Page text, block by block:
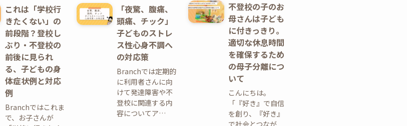
これは「学校行
きたくない」の
前段階？登校し
ぶり・不登校の
前後に見られ
る、子どもの身
体症状例と対応
例
Branchではこれま
で、お子さんが
「夜驚、腹痛、
頭痛、チック」
子どものストレ
ス性心身不調へ
の対応策
Branchでは定期的
に利用者さんに向
けて発達障害や不
登校に関連する内
容についてア…
不登校の子のお
母さんは子ども
に付きっきり。
適切な休息時間
を確保するため
の母子分離につ
いて
こんにちは。
「『好き』で自信
を創り、『好き』